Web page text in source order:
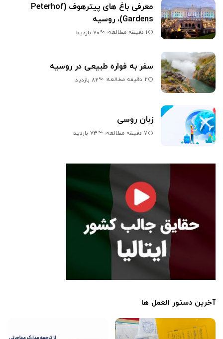
معرفی باغ های پیترهوف (Peterhof
Gardens)، روسیه
1 دقیقه مطالعه 70 بازدید
سفر به فواره طبیعی در روسیه
2 دقیقه مطالعه 82 بازدید
زبان روسی
7 دقیقه مطالعه 73 بازدید
آخرین دستور العمل ها